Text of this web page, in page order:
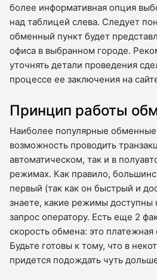
более информативная опция
над таблицей слева. Следует
обменный пункт будет
офиса в выбранном городе.
уточнять детали проведения
процессе ее заключения на
Принцип работы
Наиболее популярные
возможность проводить
автоматическом, так и в
режимах. Как правило,
первый (так как он быстрый и
знаете, какие режимы доступны
запрос оператору. Есть еще 2
скорость обмена: это
Будьте готовы к тому, что в
придется подождать чуть